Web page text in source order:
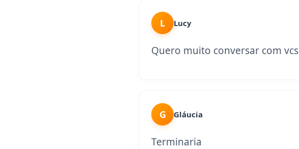
L Lucy
Quero muito conversar com vcs
G Gláucia
Terminaria